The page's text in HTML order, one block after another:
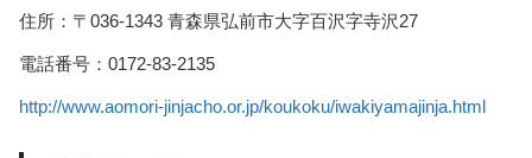
住所：〒036-1343 青森県弘前市大字百沢字寺沢27
電話番号：0172-83-2135
http://www.aomori-jinjacho.or.jp/koukoku/iwakiyamajinja.html